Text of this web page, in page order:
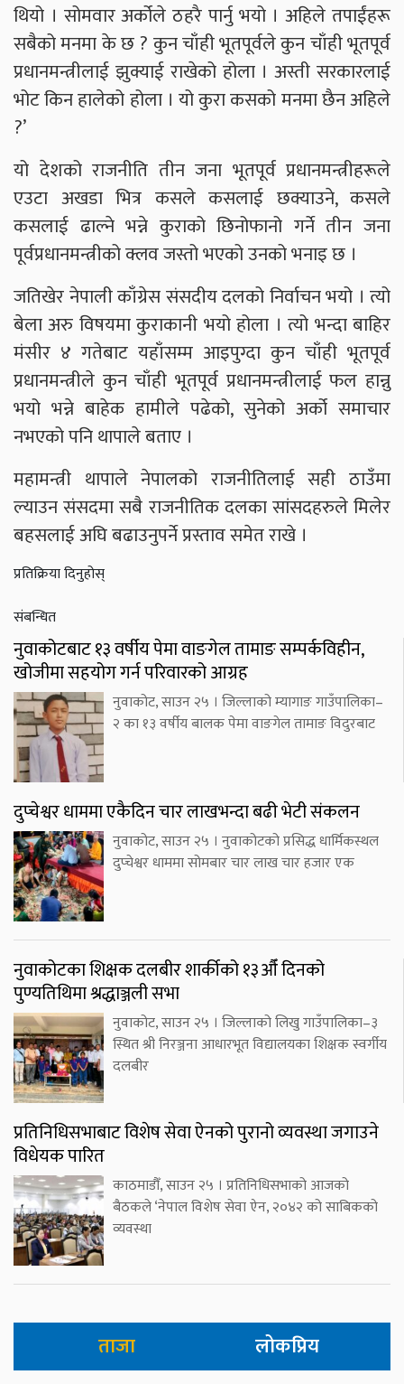
थियो । सोमवार अर्कोले ठहरै पार्नु भयो । अहिले तपाईंहरू
सबैको मनमा के छ ? कुन चाँही भूतपूर्वले कुन चाँही भूतपूर्व
प्रधानमन्त्रीलाई झुक्याई राखेको होला । अस्ती सरकारलाई
भोट किन हालेको होला । यो कुरा कसको मनमा छैन अहिले
?’
यो देशको राजनीति तीन जना भूतपूर्व प्रधानमन्त्रीहरूले
एउटा अखडा भित्र कसले कसलाई छक्याउने, कसले
कसलाई ढाल्ने भन्ने कुराको छिनोफानो गर्ने तीन जना
पूर्वप्रधानमन्त्रीको क्लव जस्तो भएको उनको भनाइ छ ।
जतिखेर नेपाली काँग्रेस संसदीय दलको निर्वाचन भयो । त्यो
बेला अरु विषयमा कुराकानी भयो होला । त्यो भन्दा बाहिर
मंसीर ४ गतेबाट यहाँसम्म आइपुग्दा कुन चाँही भूतपूर्व
प्रधानमन्त्रीले कुन चाँही भूतपूर्व प्रधानमन्त्रीलाई फल हान्नु
भयो भन्ने बाहेक हामीले पढेको, सुनेको अर्को समाचार
नभएको पनि थापाले बताए ।
महामन्त्री थापाले नेपालको राजनीतिलाई सही ठाउँमा
ल्याउन संसदमा सबै राजनीतिक दलका सांसदहरुले मिलेर
बहसलाई अघि बढाउनुपर्ने प्रस्ताव समेत राखे ।
प्रतिक्रिया दिनुहोस्
संबन्धित
नुवाकोटबाट १३ वर्षीय पेमा वाङगेल तामाङ सम्पर्कविहीन,
खोजीमा सहयोग गर्न परिवारको आग्रह
नुवाकोट, साउन २५ । जिल्लाको म्यागाङ गाउँपालिका–
२ का १३ वर्षीय बालक पेमा वाङगेल तामाङ विदुरबाट
दुप्चेश्वर धाममा एकैदिन चार लाखभन्दा बढी भेटी संकलन
नुवाकोट, साउन २५ । नुवाकोटको प्रसिद्ध धार्मिकस्थल
दुप्चेश्वर धाममा सोमबार चार लाख चार हजार एक
नुवाकोटका शिक्षक दलबीर शार्कीको १३औँ दिनको
पुण्यतिथिमा श्रद्धाञ्जली सभा
नुवाकोट, साउन २५ । जिल्लाको लिखु गाउँपालिका–३
स्थित श्री निरञ्जना आधारभूत विद्यालयका शिक्षक स्वर्गीय
दलबीर
प्रतिनिधिसभाबाट विशेष सेवा ऐनको पुरानो व्यवस्था जगाउने
विधेयक पारित
काठमाडौँ, साउन २५ । प्रतिनिधिसभाको आजको
बैठकले ‘नेपाल विशेष सेवा ऐन, २०४२ को साबिकको
व्यवस्था
ताजा लोकप्रिय